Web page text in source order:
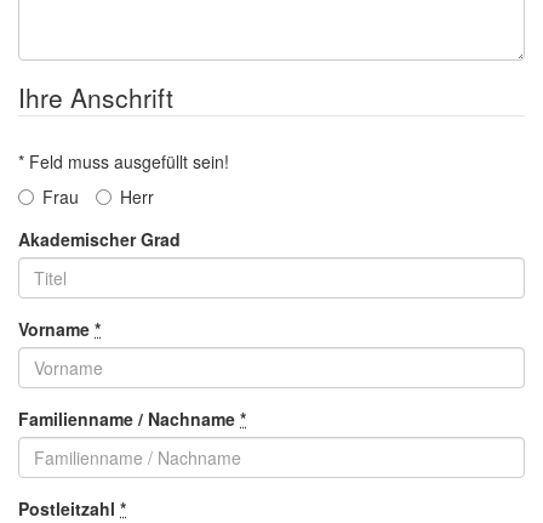
Ihre Anschrift
* Feld muss ausgefüllt sein!
Frau
Herr
Akademischer Grad
Vorname *
Familienname / Nachname *
Postleitzahl *